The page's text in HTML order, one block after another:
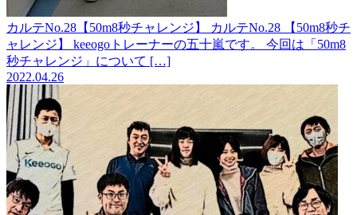
カルテNo.28【50m8秒チャレンジ】
カルテNo.28 【50m8秒チ
ャレンジ】 keeogoトレーナーの五十嵐です。 今回は「50m8
秒チャレンジ」について […]
2022.04.26